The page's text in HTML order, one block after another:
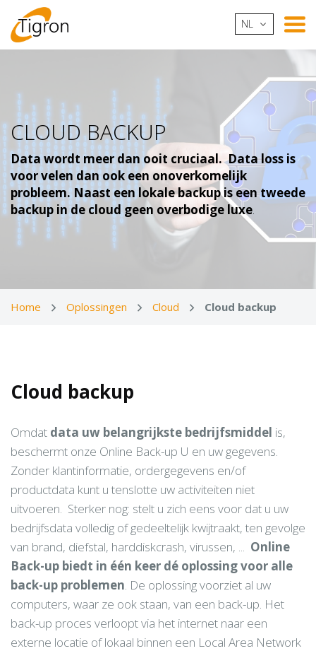
NL
CLOUD BACKUP
Data wordt meer dan ooit cruciaal. Data loss is
voor velen dan ook een onoverkomelijk
probleem. Naast een lokale backup is een tweede
backup in de cloud geen overbodige luxe.
Home Oplossingen Cloud Cloud backup
Cloud backup
Omdat data uw belangrijkste bedrijfsmiddel is,
beschermt onze Online Back-up U en uw gegevens.
Zonder klantinformatie, ordergegevens en/of
productdata kunt u tenslotte uw activiteiten niet
uitvoeren. Sterker nog: stelt u zich eens voor dat u uw
bedrijfsdata volledig of gedeeltelijk kwijtraakt, ten gevolge
van brand, diefstal, harddiskcrash, virussen, ... Online
Back-up biedt in één keer dé oplossing voor alle
back-up problemen. De oplossing voorziet al uw
computers, waar ze ook staan, van een back-up. Het
back-up proces verloopt via het internet naar een
externe locatie of lokaal binnen een Local Area Network